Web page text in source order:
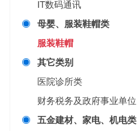
IT数码通讯
母婴、服装鞋帽类
服装鞋帽
其它类别
医院诊所类
财务税务及政府事业单位
五金建材、家电、机电类